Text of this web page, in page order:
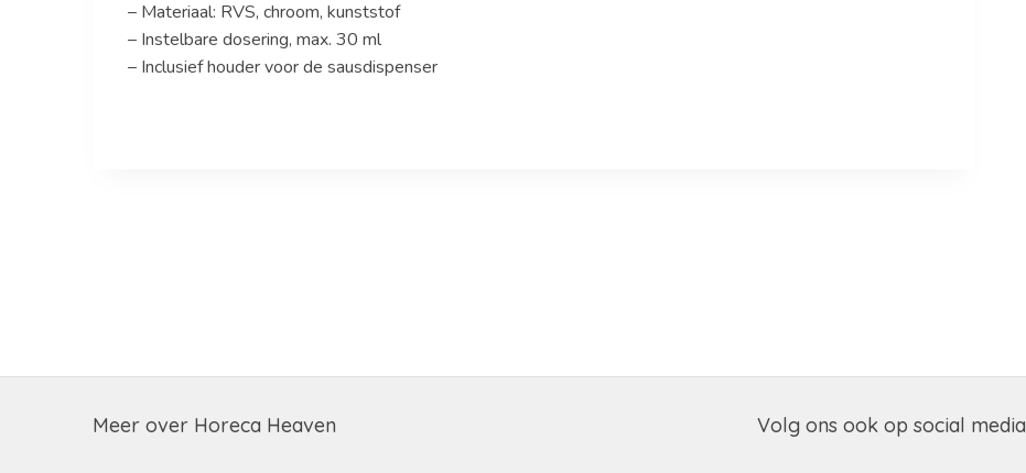
– Materiaal: RVS, chroom, kunststof
– Instelbare dosering, max. 30 ml
– Inclusief houder voor de sausdispenser
Meer over Horeca Heaven Volg ons ook op social media